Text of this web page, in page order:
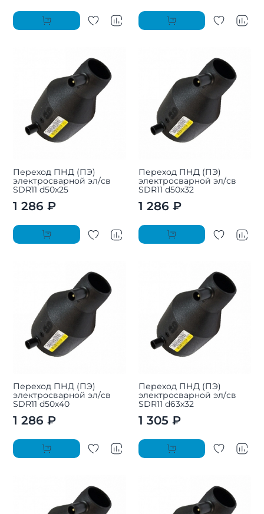
Переход ПНД (ПЭ)
электросварной эл/св
SDR11 d50х25
1 286 ₽
Переход ПНД (ПЭ)
электросварной эл/св
SDR11 d50х32
1 286 ₽
Переход ПНД (ПЭ)
электросварной эл/св
SDR11 d50х40
1 286 ₽
Переход ПНД (ПЭ)
электросварной эл/св
SDR11 d63х32
1 305 ₽